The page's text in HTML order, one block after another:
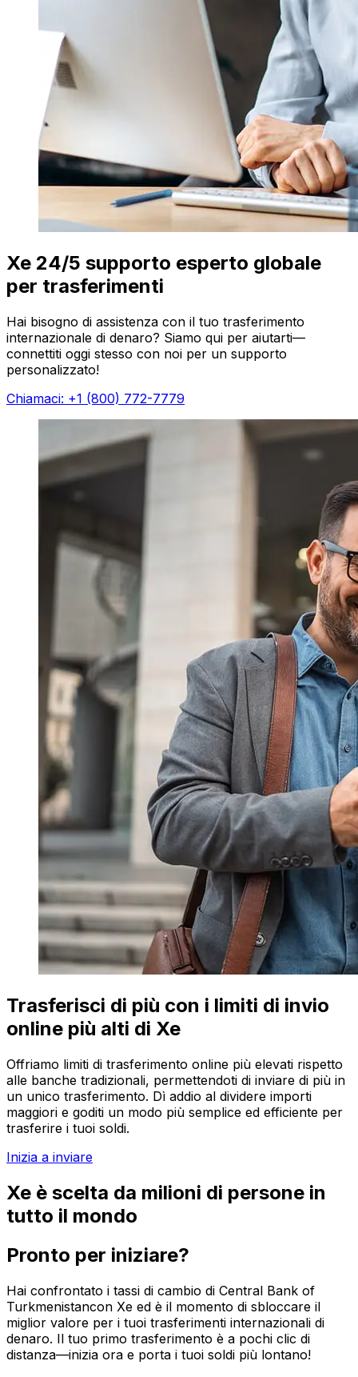
Xe 24/5 supporto esperto globale
per trasferimenti
Hai bisogno di assistenza con il tuo trasferimento
internazionale di denaro? Siamo qui per aiutarti—
connettiti oggi stesso con noi per un supporto
personalizzato!
Chiamaci: +1 (800) 772-7779
Trasferisci di più con i limiti di invio
online più alti di Xe
Offriamo limiti di trasferimento online più elevati rispetto
alle banche tradizionali, permettendoti di inviare di più in
un unico trasferimento. Dì addio al dividere importi
maggiori e goditi un modo più semplice ed efficiente per
trasferire i tuoi soldi.
Inizia a inviare
Xe è scelta da milioni di persone in
tutto il mondo
Pronto per iniziare?
Hai confrontato i tassi di cambio di Central Bank of
Turkmenistancon Xe ed è il momento di sbloccare il
miglior valore per i tuoi trasferimenti internazionali di
denaro. Il tuo primo trasferimento è a pochi clic di
distanza—inizia ora e porta i tuoi soldi più lontano!